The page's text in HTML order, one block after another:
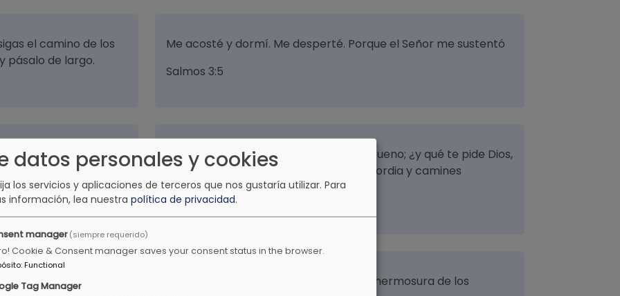
el camino de los
pásalo de largo.
Me acosté y dormí. Me desperté. Porque el Señor me sustentó
Salmos 3:5
y será bendito sobre
de sus enemigos .
Él te ha declarado, hombre, lo que es bueno; ¿y qué te pide Dios,
sino que hagas justicia, ames la misericordia y camines
humildemente con tu Señor?.
Miqueas 6:8
Dios, para que los
La gloria de los jóvenes es su fuerza, la hermosura de los
datos personales y cookies
los servicios y aplicaciones de terceros que nos gustaría utilizar. Para
información, lea nuestra política de privacidad.
manager(siempre requerido)
Cookie & Consent manager saves your consent status in the browser.
:Functional
Tag Manager